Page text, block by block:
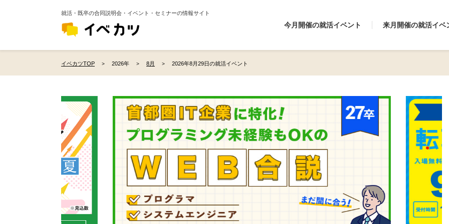
就活・既卒の合同説明会・イベント・セミナーの情報サイト
今月開催の就活イベント 来月開催の就活イベ
イベカツTOP 2026年 8月 2026年8月29日の就活イベント